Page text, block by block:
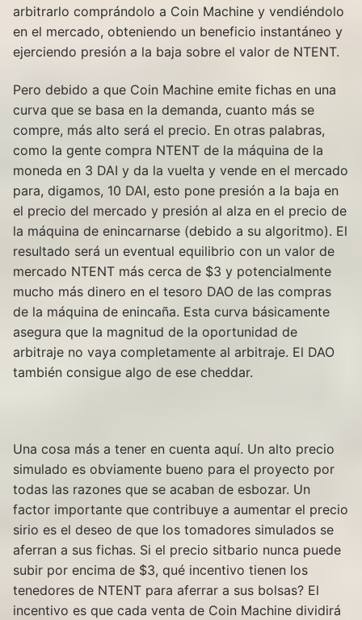
arbitrarlo comprándolo a Coin Machine y vendiéndolo
en el mercado, obteniendo un beneficio instantáneo y
ejerciendo presión a la baja sobre el valor de NTENT.
Pero debido a que Coin Machine emite fichas en una
curva que se basa en la demanda, cuanto más se
compre, más alto será el precio. En otras palabras,
como la gente compra NTENT de la máquina de la
moneda en 3 DAI y da la vuelta y vende en el mercado
para, digamos, 10 DAI, esto pone presión a la baja en
el precio del mercado y presión al alza en el precio de
la máquina de enincarnarse (debido a su algoritmo). El
resultado será un eventual equilibrio con un valor de
mercado NTENT más cerca de $3 y potencialmente
mucho más dinero en el tesoro DAO de las compras
de la máquina de enincaña. Esta curva básicamente
asegura que la magnitud de la oportunidad de
arbitraje no vaya completamente al arbitraje. El DAO
también consigue algo de ese cheddar.
Una cosa más a tener en cuenta aquí. Un alto precio
simulado es obviamente bueno para el proyecto por
todas las razones que se acaban de esbozar. Un
factor importante que contribuye a aumentar el precio
sirio es el deseo de que los tomadores simulados se
aferran a sus fichas. Si el precio sitbario nunca puede
subir por encima de $3, qué incentivo tienen los
tenedores de NTENT para aferrar a sus bolsas? El
incentivo es que cada venta de Coin Machine dividirá